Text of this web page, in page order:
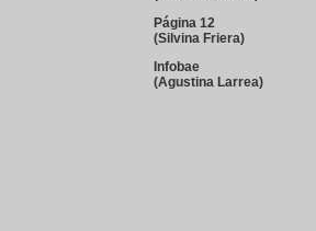
Página 12
(Silvina Friera)
Infobae
(Agustina Larrea)